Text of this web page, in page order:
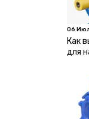
06
Как
для